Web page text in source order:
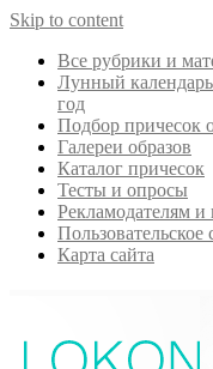
Skip to content
Все рубрики и
Лунный
год
Подбор причесок
Галереи образов
Каталог причесок
Тесты и опросы
Рекламодателям и
Пользовательское
Карта сайта